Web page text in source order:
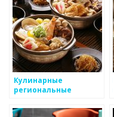
Кулинарные
региональные